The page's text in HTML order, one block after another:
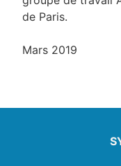
de Paris.
Mars 2019